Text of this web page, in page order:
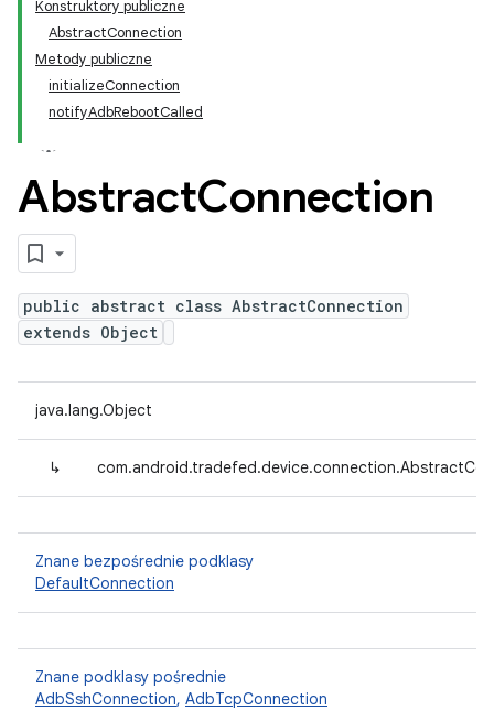
Konstruktory publiczne
AbstractConnection
Metody publiczne
initializeConnection
notifyAdbRebootCalled
AbstractConnection
public abstract class AbstractConnection
extends Object
java.lang.Object
↳
Znane bezpośrednie podklasy
DefaultConnection
Znane podklasy pośrednie
AdbSshConnection, AdbTcpConnection